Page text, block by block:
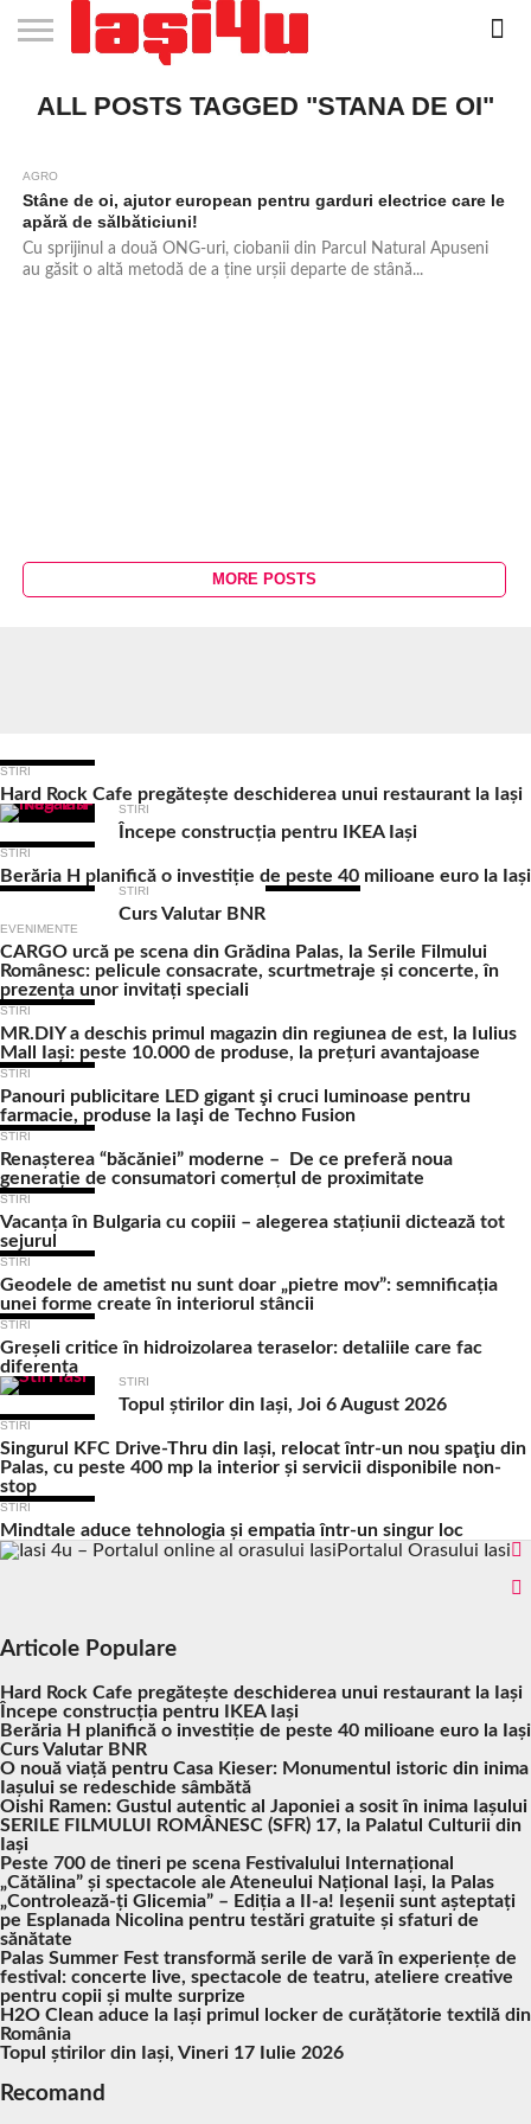
STIRI
APARTAMENTE
NOI IASI
STIRI
IASI
JOBS
IN
FILME
LA
CLUBURI /
DISCOTECI
BARURI /
CAFENELE
SALI DE
FORTA
SALOANE DE
INFRUMUSETARE
AGENTII
DE
RESTAURANTE
IN IASI
PIZZA
IN
PISCINA
IN IASI
FLORARII
RADIO
LIVE
SPALATORII
AUTO
TRACTARI
AUTO
TAXI
IN
CINEMA
TEATRU
HOTELURI
/
TEREN
SPORTIV
TEREN
TENIS
FARMACII
NON
COFFEE-
TO-GO
FIRME DE
PUBLICITATE
RENT
A
ALL POSTS TAGGED "STANA DE OI"
AGRO
Stâne de oi, ajutor european pentru garduri electrice care le
apără de sălbăticiuni!
Cu sprijinul a două ONG-uri, ciobanii din Parcul Natural Apuseni
au găsit o altă metodă de a ține urșii departe de stână...
MORE POSTS
STIRI
Hard Rock Cafe pregătește deschiderea unui restaurant la Iași
STIRI
Începe construcția pentru IKEA Iași
STIRI
Berăria H planifică o investiție de peste 40 milioane euro la Iași
STIRI
Curs Valutar BNR
EVENIMENTE
CARGO urcă pe scena din Grădina Palas, la Serile Filmului
Românesc: pelicule consacrate, scurtmetraje și concerte, în
prezența unor invitați speciali
STIRI
MR.DIY a deschis primul magazin din regiunea de est, la Iulius
Mall Iași: peste 10.000 de produse, la prețuri avantajoase
STIRI
Panouri publicitare LED gigant şi cruci luminoase pentru
farmacie, produse la Iaşi de Techno Fusion
STIRI
Renașterea “băcăniei” moderne – De ce preferă noua
generație de consumatori comerțul de proximitate
STIRI
Vacanța în Bulgaria cu copiii – alegerea stațiunii dictează tot
sejurul
STIRI
Geodele de ametist nu sunt doar „pietre mov”: semnificația
unei forme create în interiorul stâncii
STIRI
Greșeli critice în hidroizolarea teraselor: detaliile care fac
diferența
STIRI
Topul știrilor din Iași, Joi 6 August 2026
STIRI
Singurul KFC Drive-Thru din Iași, relocat într-un nou spaţiu din
Palas, cu peste 400 mp la interior și servicii disponibile non-
stop
STIRI
Mindtale aduce tehnologia și empatia într-un singur loc
Portalul Orasului Iasi
Articole Populare
Hard Rock Cafe pregătește deschiderea unui restaurant la Iași
Începe construcția pentru IKEA Iași
Berăria H planifică o investiție de peste 40 milioane euro la Iași
Curs Valutar BNR
O nouă viață pentru Casa Kieser: Monumentul istoric din inima
Iașului se redeschide sâmbătă
Oishi Ramen: Gustul autentic al Japoniei a sosit în inima Iașului
SERILE FILMULUI ROMÂNESC (SFR) 17, la Palatul Culturii din
Iași
Peste 700 de tineri pe scena Festivalului Internațional
„Cătălina” și spectacole ale Ateneului Național Iași, la Palas
„Controlează-ți Glicemia” – Ediția a II-a! Ieșenii sunt așteptați
pe Esplanada Nicolina pentru testări gratuite și sfaturi de
sănătate
Palas Summer Fest transformă serile de vară în experiențe de
festival: concerte live, spectacole de teatru, ateliere creative
pentru copii și multe surprize
H2O Clean aduce la Iași primul locker de curățătorie textilă din
România
Topul știrilor din Iași, Vineri 17 Iulie 2026
Recomand